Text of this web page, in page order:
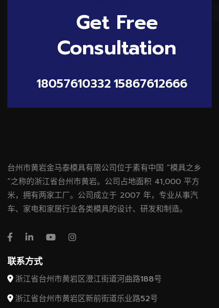
Get Free
Consultation
1805761033215867612666
台州市黄岩金马泰模具有限公司位于素有中国 “模具之乡
“之称的浙江省台州市黄岩。公司占地面积 41,000 平方
米，拥有两家工厂。公司成立于 2007 年，专业从事汽
车、家电和家居行业各类模具的设计、研发和制造。
联系方式
浙江省台州市黄岩区澄江街道河曲路188号
浙江省台州市黄岩区新前街道乐业路52号